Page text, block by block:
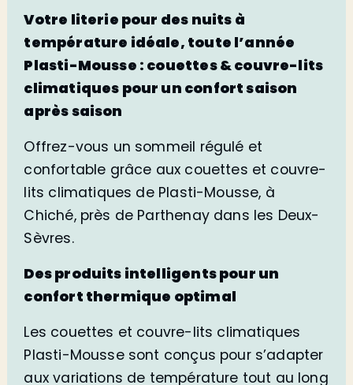
Votre literie pour des nuits à
température idéale, toute l’année
Plasti-Mousse : couettes & couvre-lits
climatiques pour un confort saison
après saison
Offrez-vous un sommeil régulé et
confortable grâce aux couettes et couvre-
lits climatiques de Plasti-Mousse, à
Chiché, près de Parthenay dans les Deux-
Sèvres.
Des produits intelligents pour un
confort thermique optimal
Les couettes et couvre-lits climatiques
Plasti-Mousse sont conçus pour s’adapter
aux variations de température tout au long